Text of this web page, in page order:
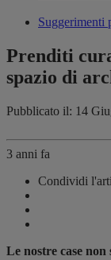
Suggerimenti
Prenditi
spazio di
Pubblicato il: 14
3 anni fa
Condividi
Le nostre case non